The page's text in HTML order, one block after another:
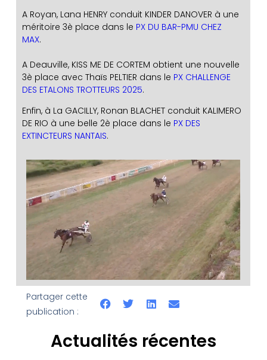
A Royan, Lana HENRY conduit KINDER DANOVER à une
méritoire 3è place dans le PX DU BAR-PMU CHEZ
MAX.
A Deauville, KISS ME DE CORTEM obtient une nouvelle
3è place avec Thaïs PELTIER dans le PX CHALLENGE
DES ETALONS TROTTEURS 2025.
Enfin, à La GACILLY, Ronan BLACHET conduit KALIMERO
DE RIO à une belle 2è place dans le PX DES
EXTINCTEURS NANTAIS.
Partager cette
publication :
Actualités récentes